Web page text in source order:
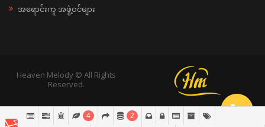
အရောင်းကူ အဖွဲ့ဝင်များ
Heaven Melody © All Rights
Reserved.
4 2